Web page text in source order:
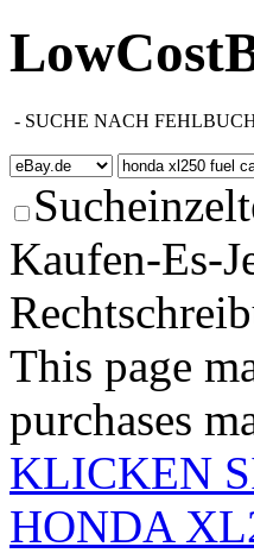
- SUCHE NACH
Kaufen-Es-
This page
purchases
KLICKEN
HONDA